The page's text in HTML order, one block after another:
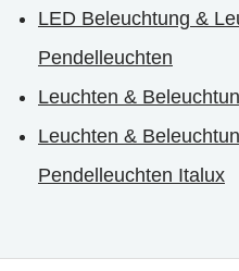
LED Beleuchtung &
Pendelleuchten
Leuchten &
Leuchten &
Pendelleuchten Italux